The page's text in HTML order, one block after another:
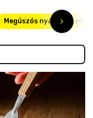
Megúszós nyári